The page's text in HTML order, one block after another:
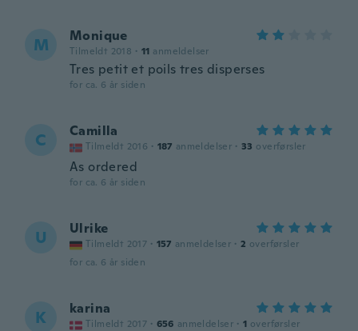
M Monique
Tilmeldt 2018 · 11 anmeldelser
Tres petit et poils tres disperses
for ca. 6 år siden
C Camilla
Tilmeldt 2016 · 187 anmeldelser · 33 overførsler
As ordered
for ca. 6 år siden
U Ulrike
Tilmeldt 2017 · 157 anmeldelser · 2 overførsler
for ca. 6 år siden
K karina
Tilmeldt 2017 · 656 anmeldelser · 1 overførsler